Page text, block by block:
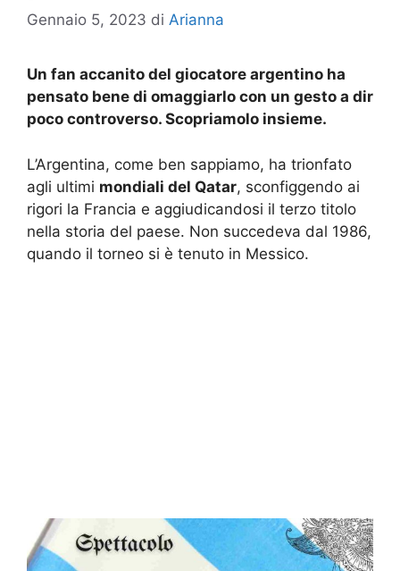
Gennaio 5, 2023 di Arianna
Un fan accanito del giocatore argentino ha
pensato bene di omaggiarlo con un gesto a dir
poco controverso. Scopriamolo insieme.
L’Argentina, come ben sappiamo, ha trionfato
agli ultimi mondiali del Qatar, sconfiggendo ai
rigori la Francia e aggiudicandosi il terzo titolo
nella storia del paese. Non succedeva dal 1986,
quando il torneo si è tenuto in Messico.